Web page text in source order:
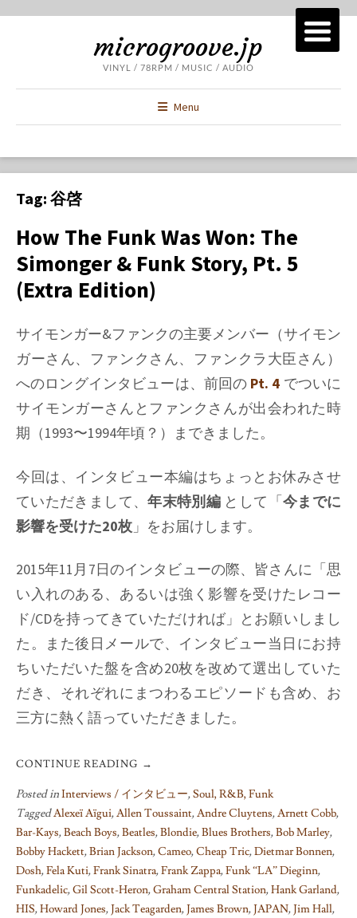
microgroove.jp
VINYL / 78RPM / MUSIC / AUDIO
Menu
Tag: 谷啓
How The Funk Was Won: The
Simonger & Funk Story, Pt. 5
(Extra Edition)
サイモンガー&ファンクの主要メンバー（サイモン
ガーさん、ファンクさん、ファンクラ大臣さん）
へのロングインタビューは、前回の Pt. 4 でついに
サイモンガーさんとファンクさんが出会われた時
期（1993〜1994年頃？）まできました。
今回は、インタビュー本編はちょっとお休みさせ
ていただきまして、年末特別編 として「今までに
影響を受けた20枚 」をお届けします。
2015年11月7日のインタビューの際、皆さんに「思
い入れのある、あるいは強く影響を受けたレコー
ド/CDを持ってきていただければ」とお願いしまし
た。また後日メールで、インタビュー当日にお持
ちいただいた盤を含め20枚を改めて選出していた
だき、それぞれにまつわるエピソードも含め、お
三方に熱く語っていただきました。
CONTINUE READING →
Posted inInterviews / インタビュー,Soul, R&B, Funk
TaggedAlexeï Aïgui,Allen Toussaint,Andre Cluytens,Arnett Cobb,
Bar-Kays,Beach Boys,Beatles,Blondie,Blues Brothers,Bob Marley,
Bobby Hackett,Brian Jackson,Cameo,Cheap Tric,Dietmar Bonnen,
Dosh,Fela Kuti,Frank Sinatra,Frank Zappa,Funk “LA” Dieginn,
Funkadelic,Gil Scott-Heron,Graham Central Station,Hank Garland,
HIS,Howard Jones,Jack Teagarden,James Brown,JAPAN,Jim Hall,